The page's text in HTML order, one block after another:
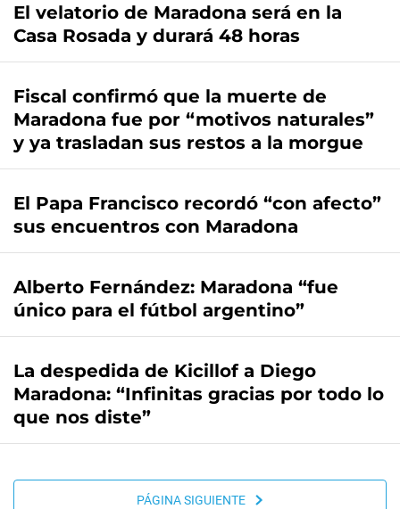
El velatorio de Maradona será en la
Casa Rosada y durará 48 horas
Fiscal confirmó que la muerte de
Maradona fue por “motivos naturales”
y ya trasladan sus restos a la morgue
El Papa Francisco recordó “con afecto”
sus encuentros con Maradona
Alberto Fernández: Maradona “fue
único para el fútbol argentino”
La despedida de Kicillof a Diego
Maradona: “Infinitas gracias por todo lo
que nos diste”
PÁGINA SIGUIENTE